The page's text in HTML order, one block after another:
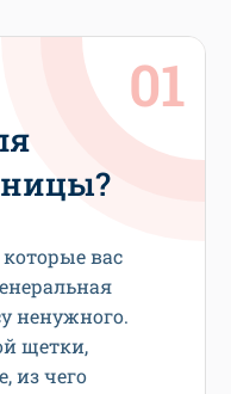
вас
ненужного.
щетки,
из чего